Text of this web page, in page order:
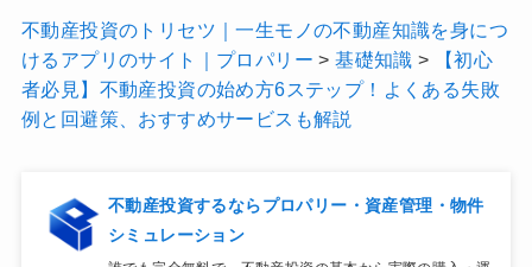
不動産投資のトリセツ｜一生モノの不動産知識を身につ
けるアプリのサイト｜プロパリー >基礎知識 >
【初心
者必見】不動産投資の始め方6ステップ！よくある失敗
例と回避策、おすすめサービスも解説
不動産投資するならプロパリー・資産管理・物件
シミュレーション